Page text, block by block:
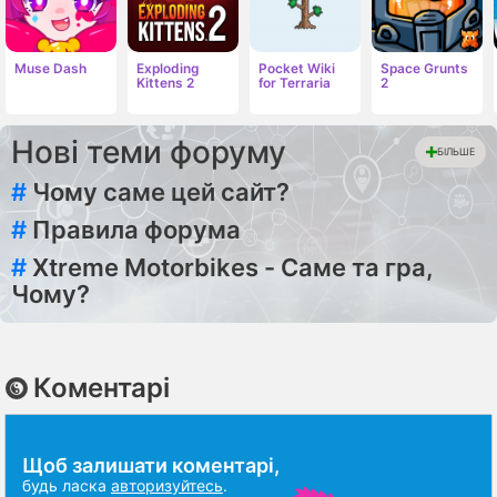
Muse Dash
Exploding
Kittens 2
Pocket Wiki
for Terraria
Space Grunts
2
Нові теми форуму БІЛЬШЕ
# Чому саме цей сайт?
# Правила форума
# Xtreme Motorbikes - Саме та гра,
Чому?
Коментарі
Щоб залишати коментарі,
будь ласка авторизуйтесь.